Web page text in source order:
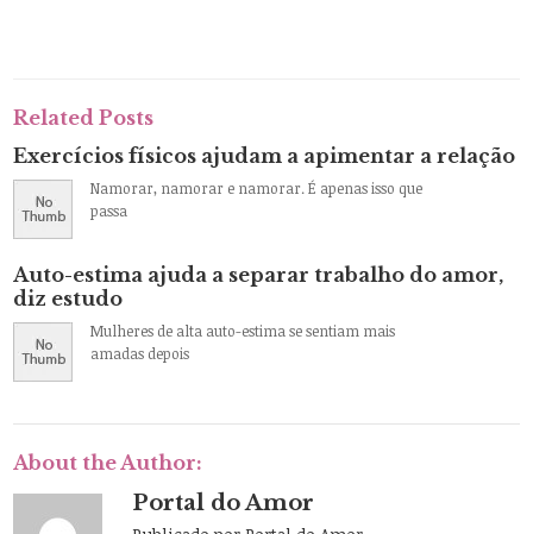
Related Posts
Exercícios físicos ajudam a apimentar a relação
Namorar, namorar e namorar. É apenas isso que
passa
Auto-estima ajuda a separar trabalho do amor,
diz estudo
Mulheres de alta auto-estima se sentiam mais
amadas depois
About the Author:
Portal do Amor